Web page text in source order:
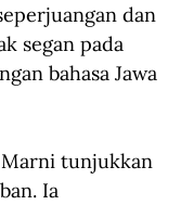
dan
segan pada
bahasa Jawa
Marni tunjukkan
Ia